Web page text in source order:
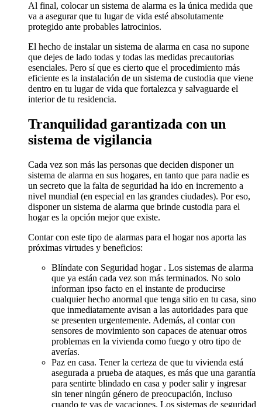
Al final, colocar un sistema de alarma es la única medida que
va a asegurar que tu lugar de vida esté absolutamente
protegido ante probables latrocinios.
El hecho de instalar un sistema de alarma en casa no supone
que dejes de lado todas y todas las medidas precautorias
esenciales. Pero sí que es cierto que el procedimiento más
eficiente es la instalación de un sistema de custodia que viene
dentro en tu lugar de vida que fortalezca y salvaguarde el
interior de tu residencia.
Tranquilidad garantizada con un
sistema de vigilancia
Cada vez son más las personas que deciden disponer un
sistema de alarma en sus hogares, en tanto que para nadie es
un secreto que la falta de seguridad ha ido en incremento a
nivel mundial (en especial en las grandes ciudades). Por eso,
disponer un sistema de alarma que brinde custodia para el
hogar es la opción mejor que existe.
Contar con este tipo de alarmas para el hogar nos aporta las
próximas virtudes y beneficios:
Blíndate con Seguridad hogar . Los sistemas de alarma
que ya están cada vez son más terminados. No solo
informan ipso facto en el instante de producirse
cualquier hecho anormal que tenga sitio en tu casa, sino
que inmediatamente avisan a las autoridades para que
se presenten urgentemente. Además, al contar con
sensores de movimiento son capaces de atenuar otros
problemas en la vivienda como fuego y otro tipo de
averías.
Paz en casa. Tener la certeza de que tu vivienda está
asegurada a prueba de ataques, es más que una garantía
para sentirte blindado en casa y poder salir y ingresar
sin tener ningún género de preocupación, incluso
cuando te vas de vacaciones. Los sistemas de seguridad